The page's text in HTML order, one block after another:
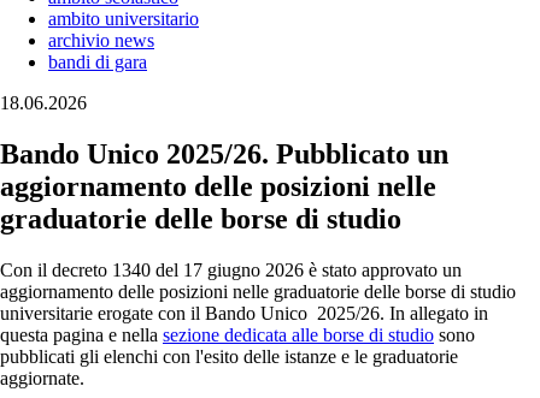
ambito universitario
archivio news
bandi di gara
18.06.2026
Bando Unico 2025/26. Pubblicato un
aggiornamento delle posizioni nelle
graduatorie delle borse di studio
Con il decreto 1340 del 17 giugno 2026 è stato approvato un
aggiornamento delle posizioni nelle graduatorie delle borse di studio
universitarie erogate con il Bando Unico 2025/26. In allegato in
questa pagina e nella sezione dedicata alle borse di studio sono
pubblicati gli elenchi con l'esito delle istanze e le graduatorie
aggiornate.